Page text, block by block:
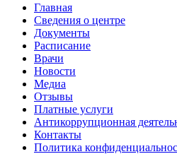
Главная
Сведения о центре
Документы
Расписание
Врачи
Новости
Медиа
Отзывы
Платные услуги
Антикоррупционная
Контакты
Политика